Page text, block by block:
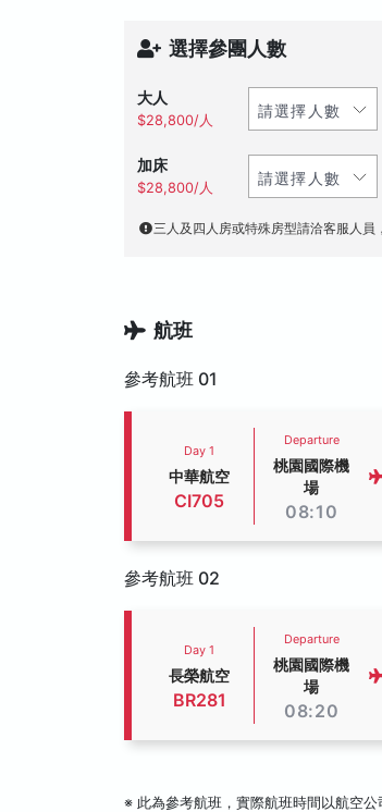
選擇參團人數
大人
$28,800/人
加床
$28,800/人
三人及四人房或特殊房型請洽客服人員
航班
參考航班 01
Day 1
中華航空
CI705
Departure
桃園國際機
場
08:10
參考航班 02
Day 1
長榮航空
BR281
Departure
桃園國際機
場
08:20
※ 此為參考航班，實際航班時間以航空